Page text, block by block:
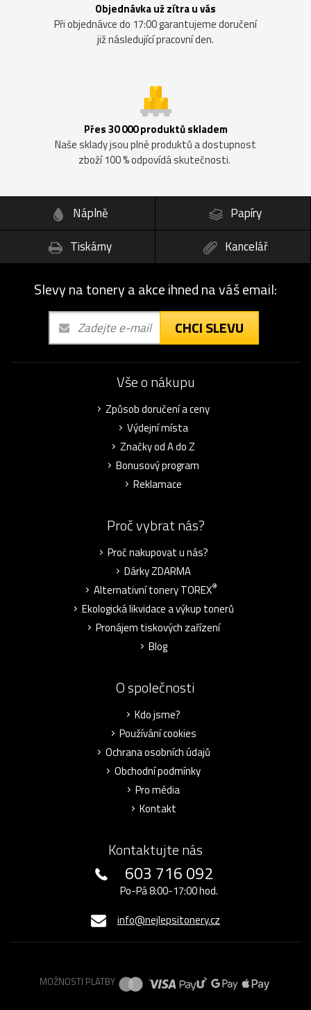
Objednávka už zítra u vás
Při objednávce do 17:00 garantujeme doručení
již následující pracovní den.
Přes 30 000 produktů skladem
Naše sklady jsou plné produktů a dostupnost
zboží 100 % odpovídá skutečnosti.
Náplně
Papíry
Tiskárny
Kancelář
Slevy na tonery a akce ihned na váš email:
CHCI SLEVU
Vše o nákupu
Způsob doručení a ceny
Výdejní místa
Značky od A do Z
Bonusový program
Reklamace
Proč vybrat nás?
Proč nakupovat u nás?
Dárky ZDARMA
Alternativní tonery TOREX®
Ekologická likvidace a výkup tonerů
Pronájem tiskových zařízení
Blog
O společnosti
Kdo jsme?
Používání cookies
Ochrana osobních údajů
Obchodní podmínky
Pro média
Kontakt
Kontaktujte nás
603 716 092
Po-Pá 8:00-17:00 hod.
info@nejlepsitonery.cz
MOŽNOSTI PLATBY